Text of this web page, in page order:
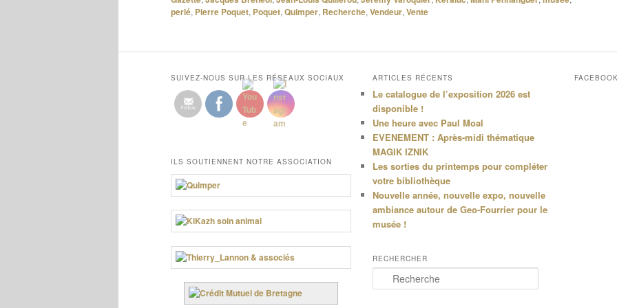
perlé, Pierre Poquet, Poquet, Quimper, Recherche, Vendeur, Vente
SUIVEZ-NOUS SUR LES RÉSEAUX SOCIAUX
ILS SOUTIENNENT NOTRE ASSOCIATION
ARTICLES RÉCENTS
Le catalogue de l’exposition 2026 est
disponible !
Une heure avec Paul Moal
EVENEMENT : Après-midi thématique
MAGIK IZNIK
Les sorties du printemps pour compléter
votre bibliothèque
Nouvelle année, nouvelle expo, nouvelle
ambiance autour de Geo-Fourrier pour le
musée !
RECHERCHER
e